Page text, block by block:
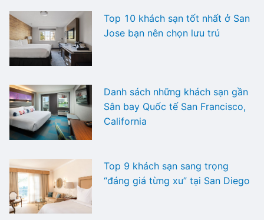
Top 10 khách sạn tốt nhất ở San
Jose bạn nên chọn lưu trú
Danh sách những khách sạn gần
Sân bay Quốc tế San Francisco,
California
Top 9 khách sạn sang trọng
“đáng giá từng xu” tại San Diego